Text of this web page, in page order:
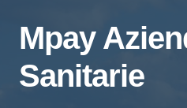
Mpay
Sanitarie